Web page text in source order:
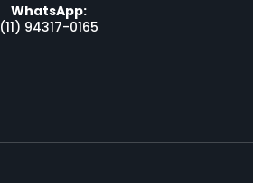
WhatsApp:
(11) 94317-0165